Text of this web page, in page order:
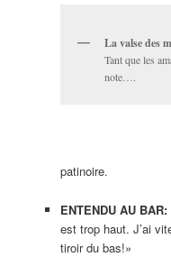
La valse des
Tant que les
note….
patinoire.
ENTENDU AU BAR:
est trop haut. J’ai
tiroir du bas!»